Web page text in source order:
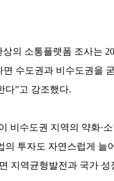
의 소통플랫폼 조사는
수도권과 비수도권을
다”고 강조했다.
비수도권 지역의 약화·
투자도 자연스럽게 늘
지역균형발전과 국가